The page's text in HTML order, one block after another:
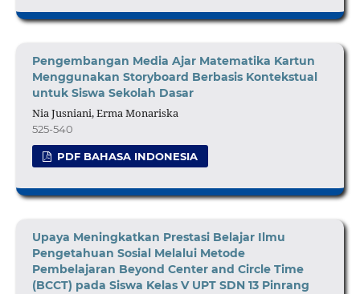
Pengembangan Media Ajar Matematika Kartun
Menggunakan Storyboard Berbasis Kontekstual
untuk Siswa Sekolah Dasar
Nia Jusniani, Erma Monariska
525-540
PDF BAHASA INDONESIA
Upaya Meningkatkan Prestasi Belajar Ilmu
Pengetahuan Sosial Melalui Metode
Pembelajaran Beyond Center and Circle Time
(BCCT) pada Siswa Kelas V UPT SDN 13 Pinrang